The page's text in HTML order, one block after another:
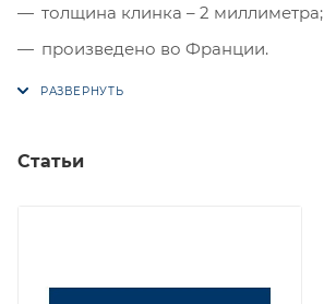
толщина клинка – 2 миллиметра;
произведено во Франции.
Статьи